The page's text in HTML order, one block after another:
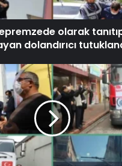
olarak
dolandırıcı